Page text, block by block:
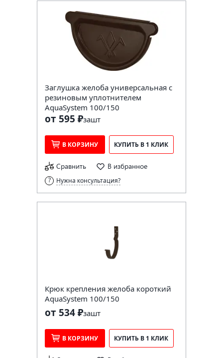
Заглушка желоба универсальная с
резиновым уплотнителем
AquaSystem 100/150
от 595 ₽зашт
В КОРЗИНУ КУПИТЬ В 1 КЛИК
Сравнить В избранное
Нужна консультация?
Крюк крепления желоба короткий
AquaSystem 100/150
от 534 ₽зашт
В КОРЗИНУ КУПИТЬ В 1 КЛИК